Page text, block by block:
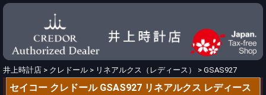
井上時計店 > クレドール > リネアルクス（レディース） > GSAS927
セイコー クレドール GSAS927 リネアルクス レディース